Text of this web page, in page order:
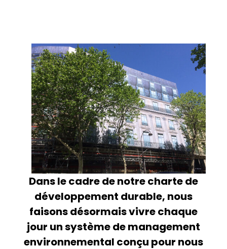
Dans le cadre de notre charte de
développement durable, nous
faisons désormais vivre chaque
jour un système de management
environnemental conçu pour nous